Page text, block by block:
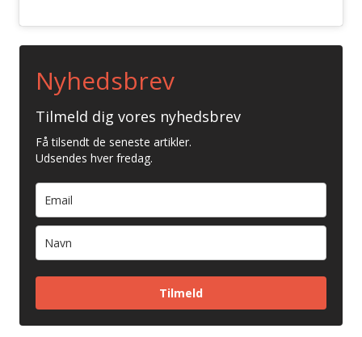
Nyhedsbrev
Tilmeld dig vores nyhedsbrev
Få tilsendt de seneste artikler.
Udsendes hver fredag.
Tilmeld